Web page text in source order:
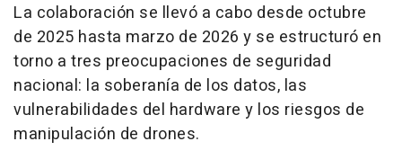
La colaboración se llevó a cabo desde octubre
de 2025 hasta marzo de 2026 y se estructuró en
torno a tres preocupaciones de seguridad
nacional: la soberanía de los datos, las
vulnerabilidades del hardware y los riesgos de
manipulación de drones.